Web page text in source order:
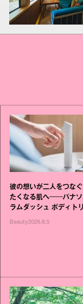
彼の想いが二人をつな
たくなる肌へ──パナソ
ラムダッシュ ボディト
Beauty2026.8.5